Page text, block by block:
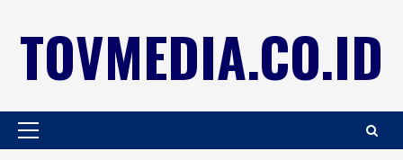
TOVMEDIA.CO.ID